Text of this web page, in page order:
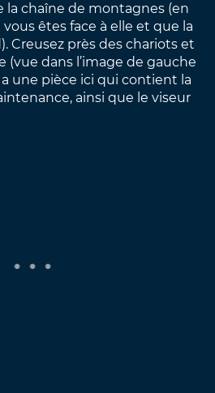
la chaîne de montagnes (en
êtes face à elle et que la
Creusez près des chariots et
(vue dans l’image de gauche
a une pièce ici qui contient la
ainsi que le viseur